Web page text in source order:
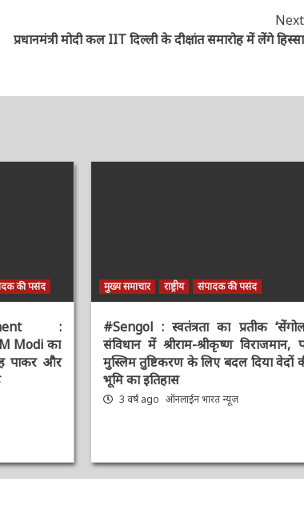
Next
प्रधानमंत्री मोदी कल IIT दिल्ली के दीक्षांत समारोह में लेंगे हिस्सा
की पसंद
:
Modi
पाकर
है
मुख्य समाचार राष्ट्रीय संपादक की पसंद
#Sengol : स्वतंत्रता का प्रतीक ‘सेंगोल’,
संविधान में श्रीराम-श्रीकृष्ण विराजमान, पर
मुस्लिम तुष्टिकरण के लिए बदल दिया वेदों की
भूमि का इतिहास
3 वर्ष ago ऑनलाईन भारत न्यूज़